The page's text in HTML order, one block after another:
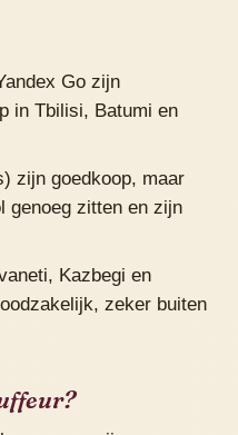
Go zijn
in Tbilisi, Batumi en
zijn goedkoop, maar
genoeg zitten en zijn
Kazbegi en
zeker buiten